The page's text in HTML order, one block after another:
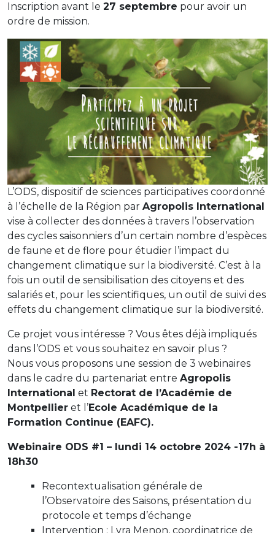
Inscription avant le 27 septembre pour avoir un
ordre de mission.
L’ODS, dispositif de sciences participatives coordonné
à l’échelle de la Région par Agropolis International
vise à collecter des données à travers l’observation
des cycles saisonniers d’un certain nombre d’espèces
de faune et de flore pour étudier l’impact du
changement climatique sur la biodiversité. C’est à la
fois un outil de sensibilisation des citoyens et des
salariés et, pour les scientifiques, un outil de suivi des
effets du changement climatique sur la biodiversité.
Ce projet vous intéresse ? Vous êtes déjà impliqués
dans l’ODS et vous souhaitez en savoir plus ?
Nous vous proposons une session de 3 webinaires
dans le cadre du partenariat entre Agropolis
International et Rectorat de l’Académie de
Montpellier et l’Ecole Académique de la
Formation Continue (EAFC).
Webinaire ODS #1 – lundi 14 octobre 2024 -17h à
18h30
Recontextualisation générale de
l’Observatoire des Saisons, présentation du
protocole et temps d’échange
Intervention : Lyra Menon, coordinatrice de